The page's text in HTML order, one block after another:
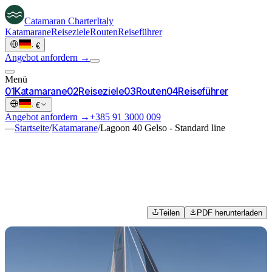
Catamaran CharterItaly
KatamaraneReisezieleRoutenReiseführer
· €
Angebot anfordern →
Menü
01Katamarane02Reiseziele03Routen04Reiseführer
· €
Angebot anfordern →+385 91 3000 009
—Startseite/Katamarane/Lagoon 40 Gelso - Standard line
Teilen PDF herunterladen